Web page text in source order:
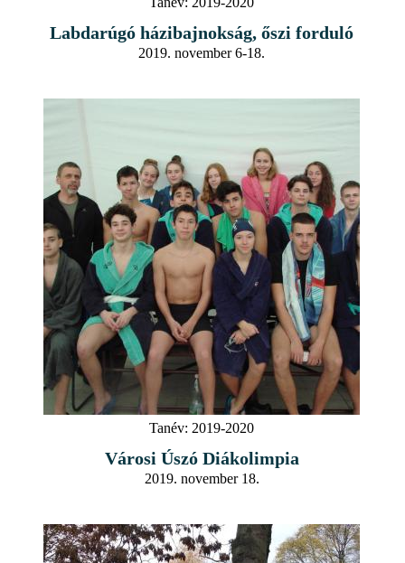
Labdarúgó házibajnokság, őszi forduló
2019. november 6-18.
Tanév: 2019-2020
Városi Úszó Diákolimpia
2019. november 18.